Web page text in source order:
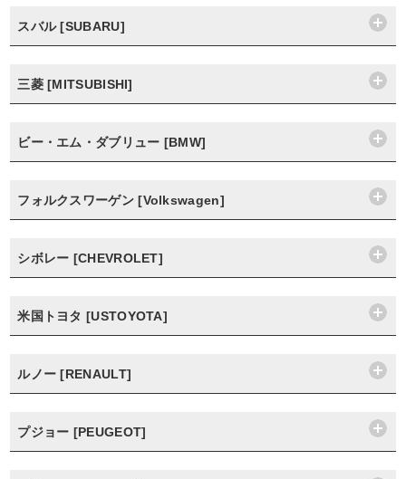
スバル [SUBARU]
三菱 [MITSUBISHI]
ビー・エム・ダブリュー [BMW]
フォルクスワーゲン [Volkswagen]
シボレー [CHEVROLET]
米国トヨタ [USTOYOTA]
ルノー [RENAULT]
プジョー [PEUGEOT]